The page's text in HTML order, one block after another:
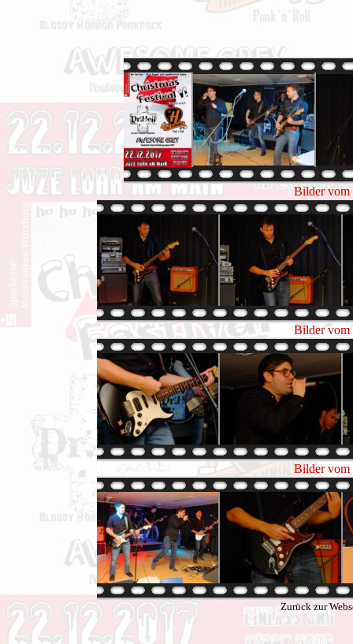
Bilder vom
Bilder vom
Bilder vom
Zurück zur